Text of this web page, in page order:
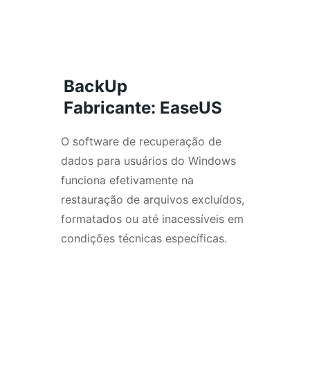
BackUp
Fabricante: EaseUS
O software de recuperação de
dados para usuários do Windows
funciona efetivamente na
restauração de arquivos excluídos,
formatados ou até inacessíveis em
condições técnicas específicas.